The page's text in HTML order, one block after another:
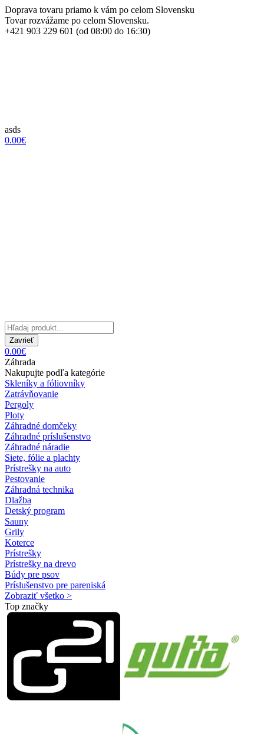
Doprava tovaru priamo k vám po celom Slovensku
Tovar rozvážame po celom Slovensku.
+421 903 229 601 (od 08:00 do 16:30)
asds
0.00€
Zavrieť
0.00€
Záhrada
Nakupujte podľa kategórie
Skleníky a fóliovníky
Zatrávňovanie
Pergoly
Ploty
Záhradné domčeky
Záhradné príslušenstvo
Záhradné náradie
Siete, fólie a plachty
Prístrešky na auto
Pestovanie
Záhradná technika
Dlažba
Detský program
Sauny
Grily
Koterce
Prístrešky
Prístrešky na drevo
Búdy pre psov
Príslušenstvo pre pareniská
Zobraziť všetko >
Top značky